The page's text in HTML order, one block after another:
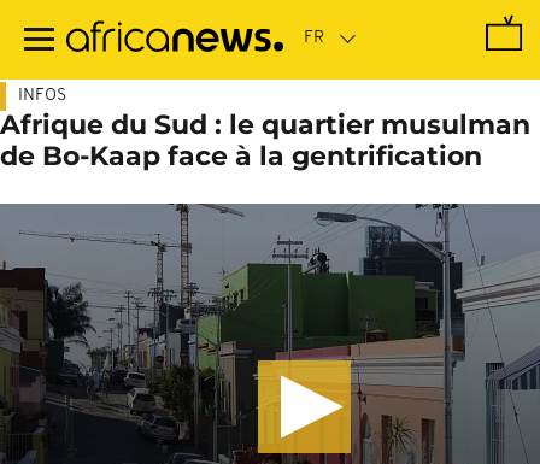
contenu
INFOS
Afrique du Sud : le quartier musulman
de Bo-Kaap face à la gentrification